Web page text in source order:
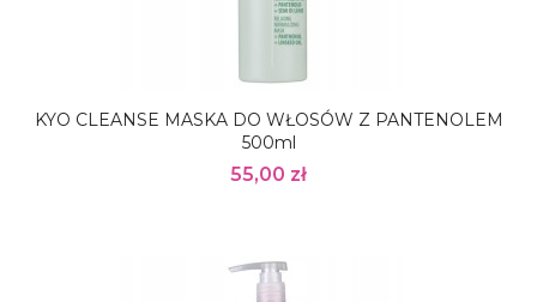
KYO CLEANSE MASKA DO WŁOSÓW Z PANTENOLEM
500ml
55,00 zł